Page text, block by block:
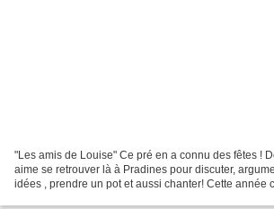
"Les amis de Louise" Ce pré en a connu des fêtes !
aime se retrouver là à Pradines pour discuter,
idées , prendre un pot et aussi chanter! Cette année